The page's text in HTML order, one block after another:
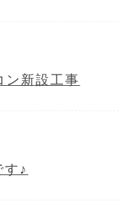
ン新設工事
♪